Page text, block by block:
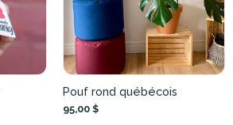
Pouf rond québécois
95,00 $